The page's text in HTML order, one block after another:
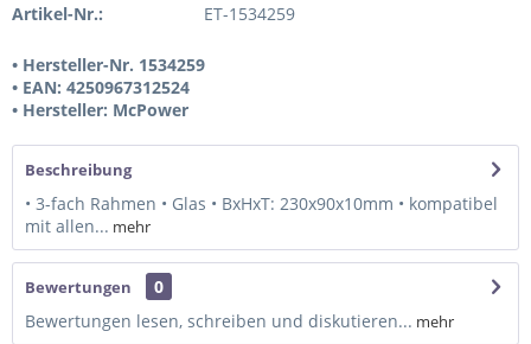
Artikel-Nr.: ET-1534259
• Hersteller-Nr. 1534259
• EAN: 4250967312524
• Hersteller: McPower
Beschreibung
• 3-fach Rahmen • Glas • BxHxT: 230x90x10mm • kompatibel
mit allen... mehr
Bewertungen
0
Bewertungen lesen, schreiben und diskutieren... mehr